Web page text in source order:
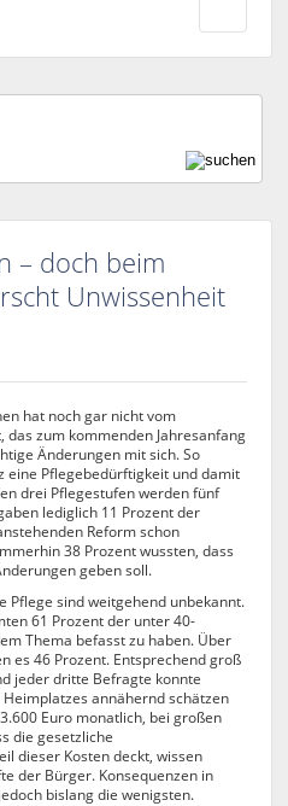
– doch beim
Unwissenheit
hat noch gar nicht vom
das zum kommenden Jahresanfang
Änderungen mit sich. So
eine Pflegebedürftigkeit und damit
drei Pflegestufen werden fünf
lediglich 11 Prozent der
Reform schon
38 Prozent wussten, dass
geben soll.
Pflege sind weitgehend unbekannt.
61 Prozent der unter 40-
Thema befasst zu haben. Über
es 46 Prozent. Entsprechend groß
jeder dritte Befragte konnte
annähernd schätzen
Euro monatlich, bei großen
die gesetzliche
dieser Kosten deckt, wissen
der Bürger. Konsequenzen in
bislang die wenigsten.